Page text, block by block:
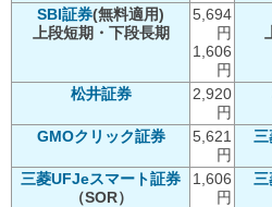
SBI証券(無料適用)
上段短期・下段長期
5,694
円
1,606
円
松井証券
2,920
円
GMOクリック証券
5,621
円
三菱UFJeスマート証券
（SOR）
1,606
円